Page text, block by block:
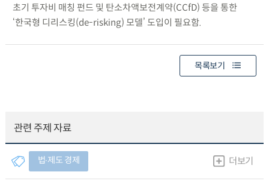
초기 투자비 매칭 펀드 및 탄소차액보전계약(CCfD) 등을 통한
‘한국형 디리스킹(de-risking) 모델’ 도입이 필요함.
목록보기
관련 주제 자료
법∙제도 경제 더보기